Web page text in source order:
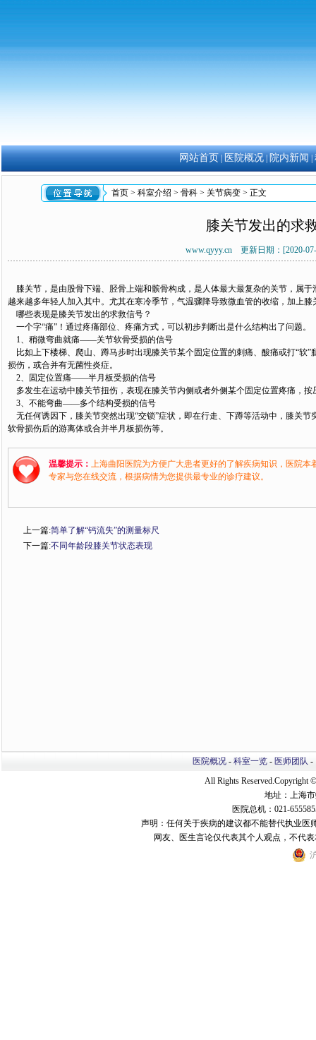
网站首页|医院概况|院内新闻|
首页 > 科室介绍 > 骨科 > 关节病变 > 正文
膝关节发出的求
www.qyyy.cn 更新日期：[2020-
膝关节，是由股骨下端、胫骨上端和髌骨构成，是人体最大最复杂的关节，属
越来越多年轻人加入其中。尤其在寒冷季节，气温骤降导致微血管的收缩，加上
哪些表现是膝关节发出的求救信号？
一个字“痛”！通过疼痛部位、疼痛方式，可以初步判断出是什么结构出了问题。
1、稍微弯曲就痛——关节软骨受损的信号
比如上下楼梯、爬山、蹲马步时出现膝关节某个固定位置的刺痛、酸痛或打“软
损伤，或合并有无菌性炎症。
2、固定位置痛——半月板受损的信号
多发生在运动中膝关节扭伤，表现在膝关节内侧或者外侧某个固定位置疼痛，
3、不能弯曲——多个结构受损的信号
无任何诱因下，膝关节突然出现“交锁”症状，即在行走、下蹲等活动中，膝关
软骨损伤后的游离体或合并半月板损伤等。
温馨提示： 上海曲阳医院为方便广大患者更好的了解疾病知识，医院
专家与您在线交流，根据病情为您提供最专业的诊疗建议。
上一篇:简单了解“钙流失”的测量标尺
下一篇:不同年龄段膝关节状态表现
医院概况- 科室一览- 医师团队 -
All Rights
地址：上海
医院总机：021-
声明：任何关于疾病的建议都不能替代执业医
网友、医生言论仅代表其个人观点，不代